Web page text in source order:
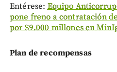
Entérese: Equipo
pone freno a contratación
por $9.000 millones en
Plan de recompensas